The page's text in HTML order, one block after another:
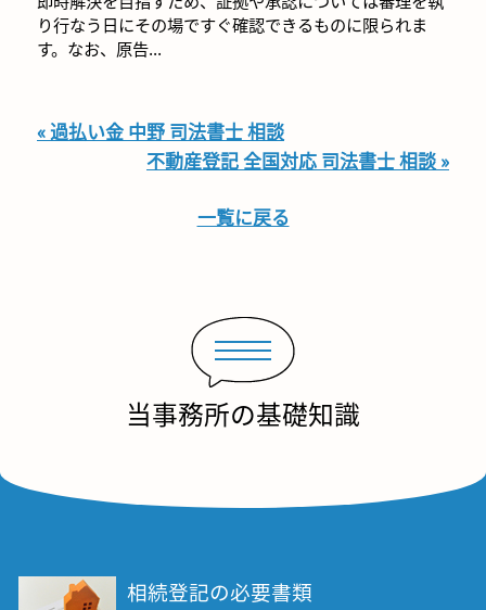
り行なう日にその場ですぐ確認できるものに限られま
す。なお、原告...
« 過払い金 中野 司法書士 相談
不動産登記 全国対応 司法書士 相談 »
一覧に戻る
当事務所の基礎知識
相続登記の必要書類